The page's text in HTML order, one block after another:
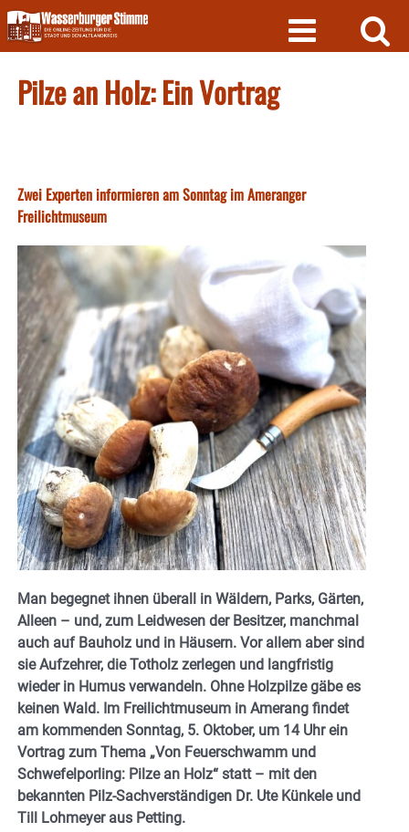
Skip
to
content
Pilze an Holz: Ein Vortrag
Zwei Experten informieren am Sonntag im Ameranger
Freilichtmuseum
Man begegnet ihnen überall in Wäldern, Parks, Gärten,
Alleen – und, zum Leidwesen der Besitzer, manchmal
auch auf Bauholz und in Häusern. Vor allem aber sind
sie Aufzehrer, die Totholz zerlegen und langfristig
wieder in Humus verwandeln. Ohne Holzpilze gäbe es
keinen Wald. Im Freilichtmuseum in Amerang findet
am kommenden Sonntag, 5. Oktober, um 14 Uhr ein
Vortrag zum Thema „Von Feuerschwamm und
Schwefelporling: Pilze an Holz“ statt – mit den
bekannten Pilz-Sachverständigen Dr. Ute Künkele und
Till Lohmeyer aus Petting.